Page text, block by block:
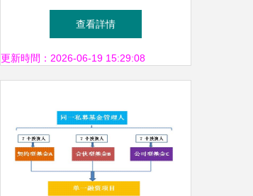
專業CRM系統驅動資產管理
新篇章
查看詳情
更新時間：2026-06-19 15:29:08